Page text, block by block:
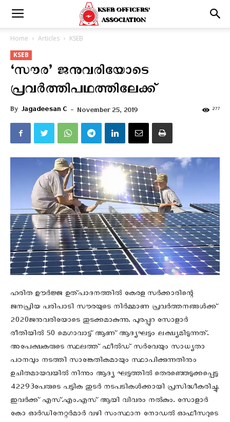
Home Articles
KSEB
KSEB
‘സൗര’ ജനുവരിയോടെ
പ്രവര്‍ത്തിപഥത്തിലേക്ക്
By Jagadeesan C - November 25, 2019 277
ഹരിത ഊര്‍ജ്ജ ഉത്പാദനത്തില്‍ കേരള സര്‍ക്കാരിന്റെ
ജനപ്രിയ പരിപാടി സൗരയുടെ നിര്‍മ്മാണ പ്രവര്‍ത്തനങ്ങള്‍ക്ക്
2020ജനുവരിയോടെ തുടക്കമാകുന്നു. പുരപ്പുറ സോളാര്‍
രീതിയില്‍ 50 മെഗാവാട്ട് ആണ് ആദ്യഘട്ടം ലക്ഷ്യമിടുന്നത്.
അപേക്ഷകരുടെ സ്ഥലത്ത് ഫീല്‍ഡ് സര്‍വേയും സാധ്യതാ
പഠനവും നടത്തി സാങ്കേതികമായും സ്ഥാപിക്കുന്നതിനും
ഉചിതമായവയില്‍ നിന്നും ആദ്യ ഘട്ടത്തില്‍ തെരഞ്ഞെടുക്കപ്പെട്ട
42293പേരുടെ പട്ടിക തുടര്‍ നടപടികള്‍ക്കായി പ്രസിദ്ധീകരിച്ചു.
ഇവര്‍ക്ക് എസ്.എം.എസ് ആയി വിവരം നല്‍കും. സോളാര്‍
കോ ഓര്‍ഡിനേറ്റര്‍മാര്‍ വഴി സംസ്ഥാന നോഡല്‍ ഓഫീസറുടെ